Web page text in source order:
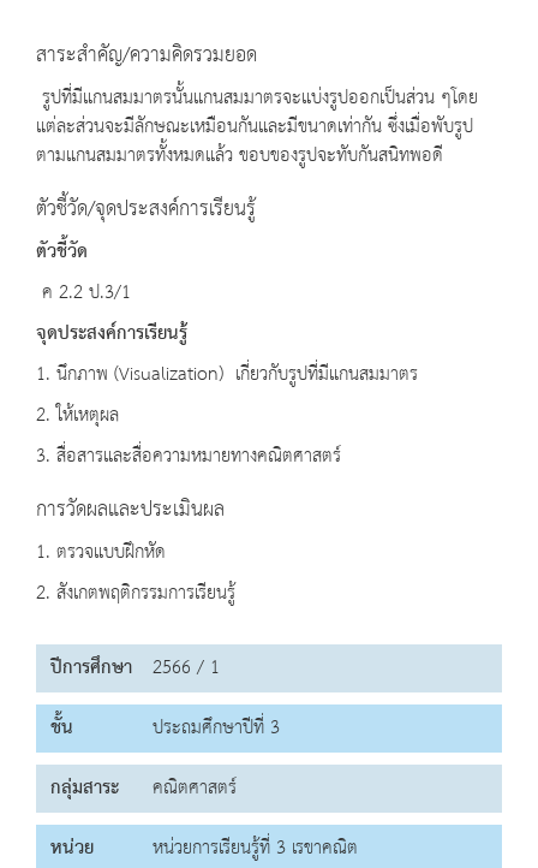
สาระสำคัญ/ความคิดรวมยอด
รูปที่มีแกนสมมาตรนั้นแกนสมมาตรจะแบ่งรูปออกเป็นส่วน ๆโดย
แต่ละส่วนจะมีลักษณะเหมือนกันและมีขนาดเท่ากัน ซึ่งเมื่อพับรูป
ตามแกนสมมาตรทั้งหมดแล้ว ขอบของรูปจะทับกันสนิทพอดี
ตัวชี้วัด/จุดประสงค์การเรียนรู้
ตัวชี้วัด
ค 2.2 ป.3/1
จุดประสงค์การเรียนรู้
1. นึกภาพ (Visualization) เกี่ยวกับรูปที่มีแกนสมมาตร
2. ให้เหตุผล
3. สื่อสารและสื่อความหมายทางคณิตศาสตร์
การวัดผลและประเมินผล
1. ตรวจแบบฝึกหัด
2. สังเกตพฤติกรรมการเรียนรู้
ปีการศึกษา 2566 / 1
ชั้น
ประถมศึกษาปีที่ 3
กลุ่มสาระ
คณิตศาสตร์
หน่วย
หน่วยการเรียนรู้ที่ 3 เรขาคณิต